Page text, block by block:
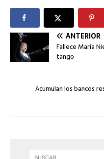
ANTERIOR
Fallece María
tango
Acumulan los bancos